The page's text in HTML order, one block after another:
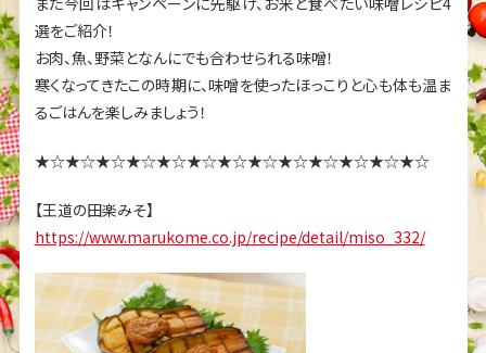
選をご紹介！
お肉、魚、野菜となんにでも合わせられる味噌！
寒くなってきたこの時期に、味噌を使ったほっこりと心も体も温ま
るごはんを楽しみましょう！
★☆★☆★☆★☆★☆★☆★☆★☆★☆★☆★☆★☆★☆
【王道の田楽みそ】
https://www.marukome.co.jp/recipe/detail/miso_332/